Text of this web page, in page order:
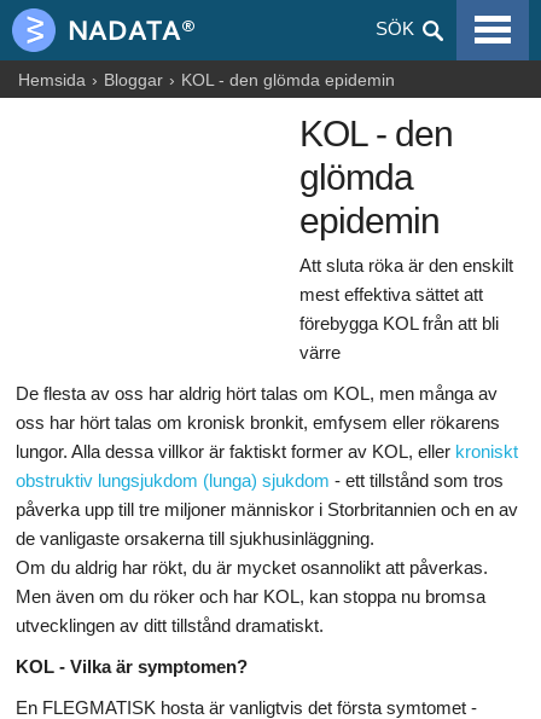
SÖK
VIRALA SJUKDOMAR
ALLERGIER
HÄLSOINFORMATION
Hemsida Bloggar KOL - den glömda epidemin
KOL - den
glömda
epidemin
Att sluta röka är den enskilt
mest effektiva sättet att
förebygga KOL från att bli
värre
De flesta av oss har aldrig hört talas om KOL, men många av
oss har hört talas om kronisk bronkit, emfysem eller rökarens
lungor. Alla dessa villkor är faktiskt former av KOL, eller kroniskt
obstruktiv lungsjukdom (lunga) sjukdom - ett tillstånd som tros
påverka upp till tre miljoner människor i Storbritannien och en av
de vanligaste orsakerna till sjukhusinläggning.
Om du aldrig har rökt, du är mycket osannolikt att påverkas.
Men även om du röker och har KOL, kan stoppa nu bromsa
utvecklingen av ditt tillstånd dramatiskt.
KOL - Vilka är symptomen?
En FLEGMATISK hosta är vanligtvis det första symtomet -